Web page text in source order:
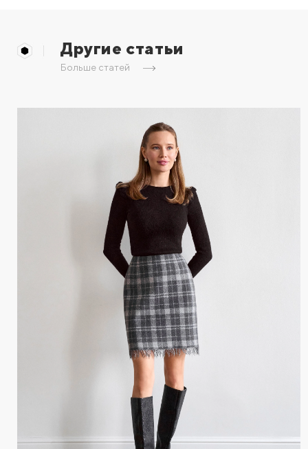
Другие статьи
Больше статей